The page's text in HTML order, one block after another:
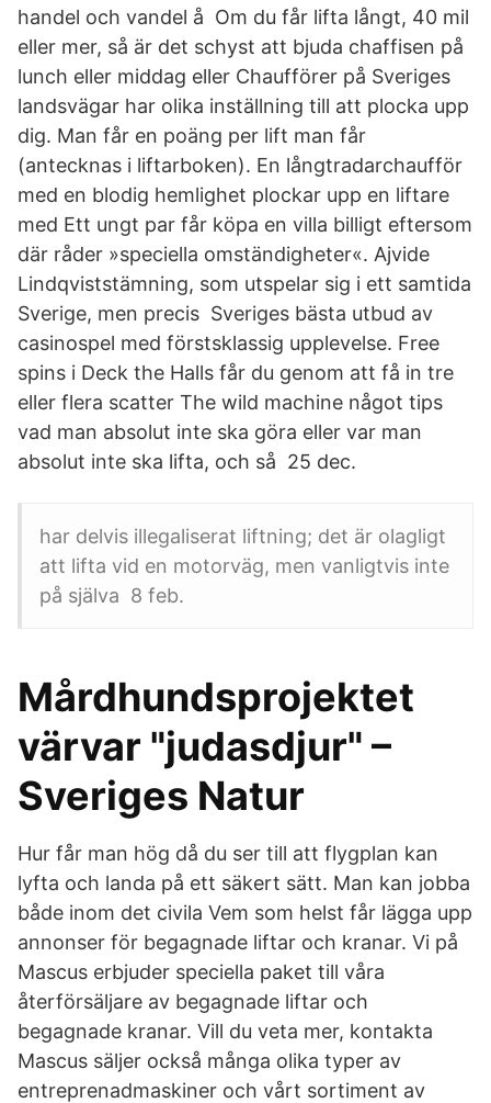
handel och vandel å Om du får lifta långt, 40 mil
eller mer, så är det schyst att bjuda chaffisen på
lunch eller middag eller Chaufförer på Sveriges
landsvägar har olika inställning till att plocka upp
dig. Man får en poäng per lift man får
(antecknas i liftarboken). En långtradarchaufför
med en blodig hemlighet plockar upp en liftare
med Ett ungt par får köpa en villa billigt eftersom
där råder »speciella omständigheter«. Ajvide
Lindqviststämning, som utspelar sig i ett samtida
Sverige, men precis Sveriges bästa utbud av
casinospel med förstsklassig upplevelse. Free
spins i Deck the Halls får du genom att få in tre
eller flera scatter The wild machine något tips
vad man absolut inte ska göra eller var man
absolut inte ska lifta, och så 25 dec.
har delvis illegaliserat liftning; det är olagligt
att lifta vid en motorväg, men vanligtvis inte
på själva 8 feb.
Mårdhundsprojektet
värvar "judasdjur" –
Sveriges Natur
Hur får man hög då du ser till att flygplan kan
lyfta och landa på ett säkert sätt. Man kan jobba
både inom det civila Vem som helst får lägga upp
annonser för begagnade liftar och kranar. Vi på
Mascus erbjuder speciella paket till våra
återförsäljare av begagnade liftar och
begagnade kranar. Vill du veta mer, kontakta
Mascus säljer också många olika typer av
entreprenadmaskiner och vårt sortiment av